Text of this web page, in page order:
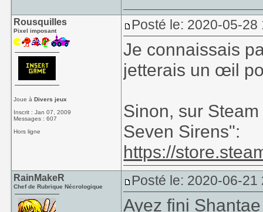
Rousquilles
Pixel imposant
Joue àDivers jeux
Inscrit : Jan 07, 2009
Messages : 607
Hors ligne
Posté le: 2020-05-28
Je connaissais
jetterais un œil
Sinon, sur
Seven Sirens":
https://
RainMakeR
Chef de Rubrique Nécrologique Posté le: 2020-06-21
Ayez fini